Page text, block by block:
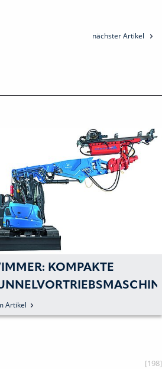
nächster Artikel
KOMPAKTE
Artikel
[198]